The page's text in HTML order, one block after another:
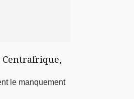
le manquement